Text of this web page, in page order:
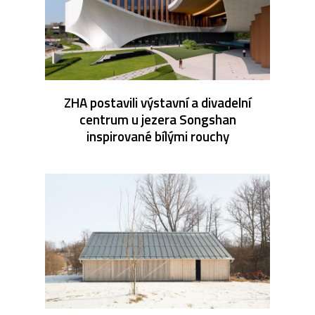
ZHA postavili výstavní a divadelní
centrum u jezera Songshan
inspirované bílými rouchy